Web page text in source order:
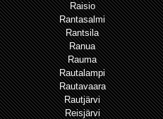
Raisio
Rantasalmi
Rantsila
Ranua
Rauma
Rautalampi
Rautavaara
Rautjärvi
Reisjärvi